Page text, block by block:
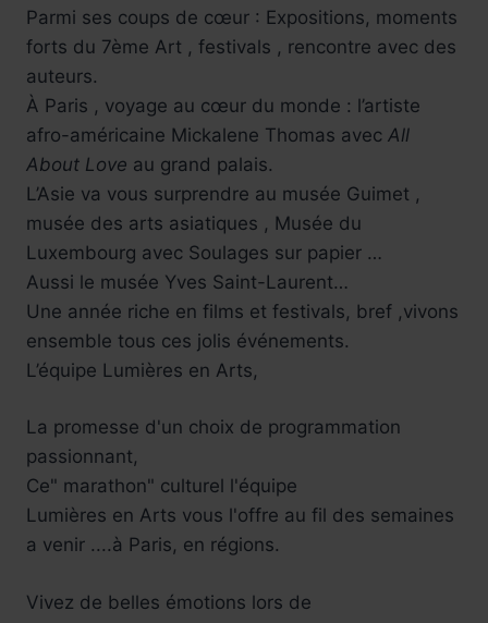
Parmi ses coups de cœur : Expositions, moments
forts du 7ème Art , festivals , rencontre avec des
auteurs.
À Paris , voyage au cœur du monde : l’artiste
afro-américaine Mickalene Thomas avec All
About Love au grand palais.
L’Asie va vous surprendre au musée Guimet ,
musée des arts asiatiques , Musée du
Luxembourg avec Soulages sur papier …
Aussi le musée Yves Saint-Laurent…
Une année riche en films et festivals, bref ,vivons
ensemble tous ces jolis événements.
L’équipe Lumières en Arts,
La promesse d'un choix de programmation
passionnant,
Ce" marathon" culturel l'équipe
Lumières en Arts vous l'offre au fil des semaines
a venir ....à Paris, en régions.
Vivez de belles émotions lors de